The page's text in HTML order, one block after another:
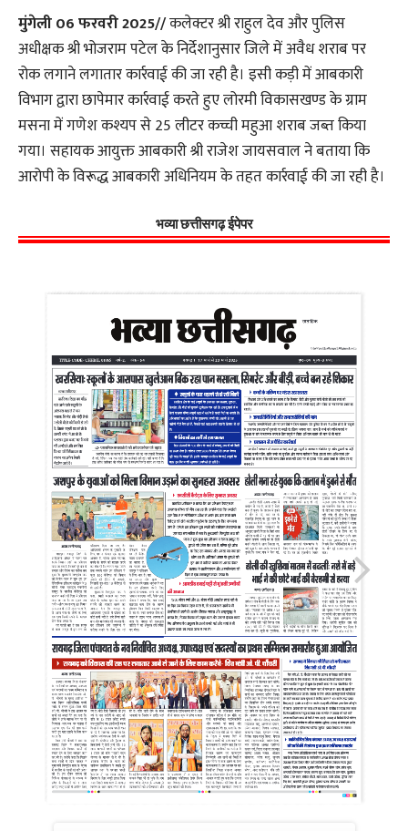
मुंगेली 06 फरवरी 2025//कलेक्टर श्री राहुल देव और पुलिस
अधीक्षक श्री भोजराम पटेल के निर्देशानुसार जिले में अवैध शराब पर
रोक लगाने लगातार कार्रवाई की जा रही है। इसी कड़ी में आबकारी
विभाग द्वारा छापेमार कार्रवाई करते हुए लोरमी विकासखण्ड के ग्राम
मसना में गणेश कश्यप से 25 लीटर कच्ची महुआ शराब जब्त किया
गया। सहायक आयुक्त आबकारी श्री राजेश जायसवाल ने बताया कि
आरोपी के विरूद्ध आबकारी अधिनियम के तहत कार्रवाई की जा रही है।
भव्या छत्तीसगढ़ ईपेपर